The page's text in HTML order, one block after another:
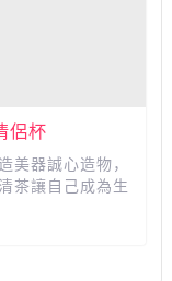
侶杯
器誠心造物，
茶讓自己成為生